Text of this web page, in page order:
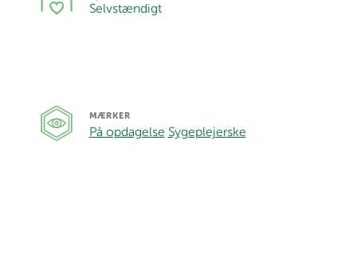
Selvstændigt
MÆRKER
På opdagelse Sygeplejerske